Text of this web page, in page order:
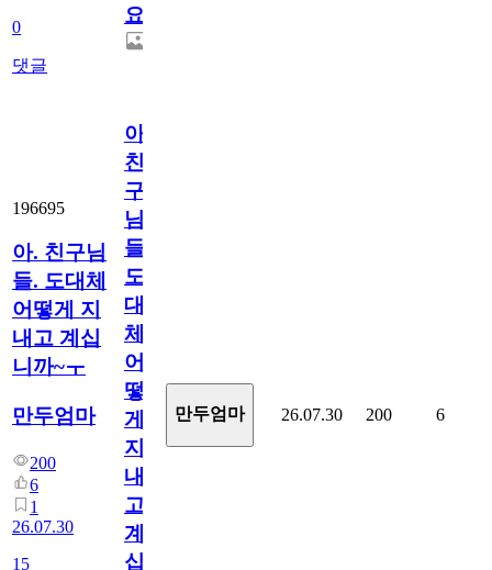
0
댓글
요.
196695
아. 친구님
들. 도대체
어떻게 지
내고 계십
니까~ㅜ
만두엄마
200
6
1
26.07.30
15
아.
친
구
님
들.
도
대
체
어
떻
게
지
내
고
계
십
만두엄마 26.07.30 200 6